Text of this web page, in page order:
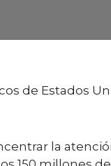
de Estados
la